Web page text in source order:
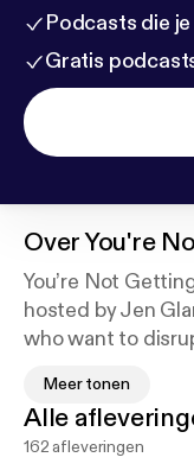
Podcasts die
Gratis
OverYou're
You’re Not
hosted by Jen
who want to
every Monday
conversations
entrepreneurship,
Meer tonen
Alle
162 afleveringen